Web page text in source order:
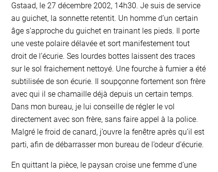
Gstaad, le 27 décembre 2002, 14h30. Je suis de service
au guichet, la sonnette retentit. Un homme d’un certain
âge s’approche du guichet en trainant les pieds. Il porte
une veste polaire délavée et sort manifestement tout
droit de l’écurie. Ses lourdes bottes laissent des traces
sur le sol fraichement nettoyé. Une fourche à fumier a été
subtilisée de son écurie. Il soupçonne fortement son frère
avec qui il se chamaille déjà depuis un certain temps.
Dans mon bureau, je lui conseille de régler le vol
directement avec son frère, sans faire appel à la police.
Malgré le froid de canard, j’ouvre la fenêtre après qu’il est
parti, afin de débarrasser mon bureau de l’odeur d’écurie.
En quittant la pièce, le paysan croise une femme d’une